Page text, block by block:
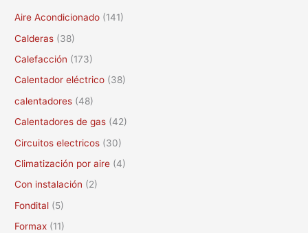
c
o
r
:
Aire Acondicionado (141)
Calderas (38)
Calefacción (173)
Calentador eléctrico (38)
calentadores (48)
Calentadores de gas (42)
Circuitos electricos (30)
Climatización por aire (4)
Con instalación (2)
Fondital (5)
Formax (11)